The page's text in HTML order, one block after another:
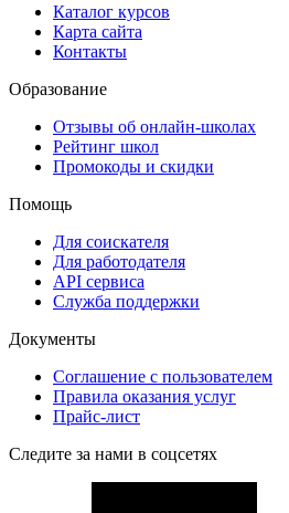
Каталог курсов
Карта сайта
Контакты
Образование
Отзывы об онлайн-школах
Рейтинг школ
Промокоды и скидки
Помощь
Для соискателя
Для работодателя
API сервиса
Служба поддержки
Документы
Соглашение с пользователем
Правила оказания услуг
Прайс-лист
Следите за нами в соцсетях